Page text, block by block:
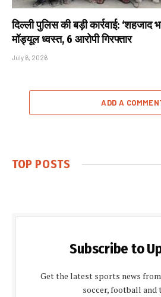
दिल्ली पुलिस की बड़ी कार्रवाई: ‘शहजाद
मॉड्यूल ध्वस्त, 6 आरोपी गिरफ्तार
July 6, 2026
ADD A
TOP POSTS
Subscribe to
Get the latest sports news
soccer, football and